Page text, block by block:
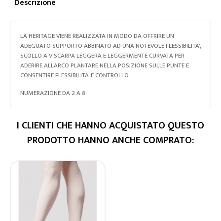
LA HERITAGE VIENE REALIZZATA IN MODO DA OFFRIRE UN
ADEGUATO SUPPORTO ABBINATO AD UNA NOTEVOLE FLESSIBILITA',
SCOLLO A V SCARPA LEGGERA E LEGGERMENTE CURVATA PER
ADERIRE ALL'ARCO PLANTARE NELLA POSIZIONE SULLE PUNTE E
CONSENTIRE FLESSIBILITA' E CONTROLLO
NUMERAZIONE DA 2 A 8
I CLIENTI CHE HANNO ACQUISTATO QUESTO
PRODOTTO HANNO ANCHE COMPRATO: